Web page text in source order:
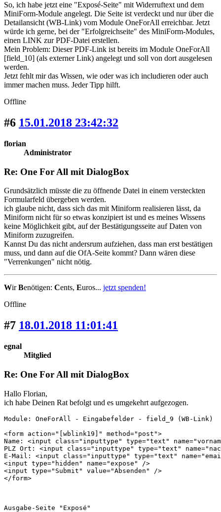
So, ich habe jetzt eine "Exposé-Seite" mit Widerruftext und dem
MiniForm-Module angelegt. Die Seite ist verdeckt und nur über die
Detailansicht (WB-Link) vom Module OneForAll erreichbar. Jetzt
würde ich gerne, bei der "Erfolgreichseite" des MiniForm-Modules,
einen LINK zur PDF-Datei erstellen.
Mein Problem: Dieser PDF-Link ist bereits im Module OneForAll
[field_10] (als externer Link) angelegt und soll von dort ausgelesen
werden.
Jetzt fehlt mir das Wissen, wie oder was ich includieren oder auch
immer machen muss. Jeder Tipp hilft.
Offline
#6 15.01.2018 23:42:32
florian
Administrator
Re: One For All mit DialogBox
Grundsätzlich müsste die zu öffnende Datei in einem versteckten
Formularfeld übergeben werden.
ich glaube nicht, dass sich das mit Miniform realisieren lässt, da
Miniform nicht für so etwas konzipiert ist und es meines Wissens
keine Möglichkeit gibt, auf der Bestätigungsseite auf Daten von
Miniform zuzugreifen.
Kannst Du das nicht andersrum aufziehen, dass man erst bestätigen
muss, und dann auf die OfA-Seite kommt? Dann wären diese
"Verrenkungen" nicht nötig.
WirBenötigen: Cents, Euros... jetzt spenden!
Offline
#7 18.01.2018 11:01:41
egnal
Mitglied
Re: One For All mit DialogBox
Hallo Florian,
ich habe Deinen Rat befolgt und es umgekehrt aufgezogen.
Module: OneForAll - Eingabefelder - field_9 (WB-Link)
<form action="[wblink19]" method="post">
Name: <input class="inputtype" type="text"
PLZ Ort: <input class="inputtype" type="text"
E-Mail: <input class="inputtype" type="text"
<input type="hidden" name="expose" />
<input type="Submit" value="Absenden" />
</form>
Ausgabe-Seite "Exposé"